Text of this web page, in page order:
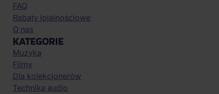
FAQ
Rabaty lojalnościowe
O nas
KATEGORIE
Muzyka
Filmy
Dla kolekcjonerów
Technika audio